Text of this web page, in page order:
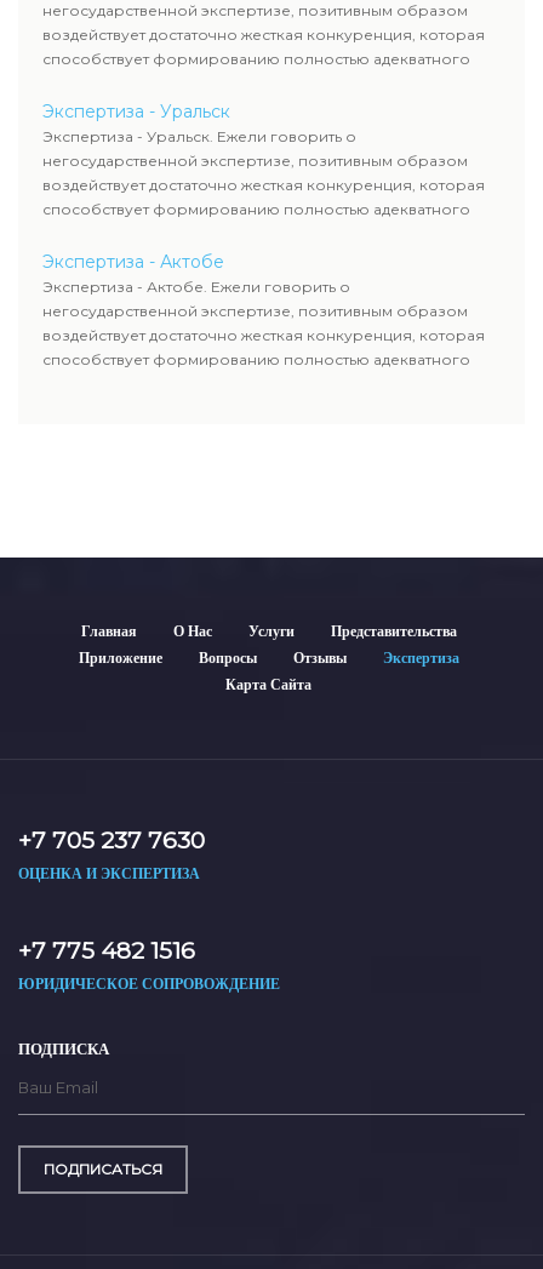
негосударственной экспертизе, позитивным образом
воздействует достаточно жесткая конкуренция, которая
способствует формированию полностью адекватного
Экспертиза - Уральск
Экспертиза - Уральск. Ежели говорить о
негосударственной экспертизе, позитивным образом
воздействует достаточно жесткая конкуренция, которая
способствует формированию полностью адекватного
Экспертиза - Актобе
Экспертиза - Актобе. Ежели говорить о
негосударственной экспертизе, позитивным образом
воздействует достаточно жесткая конкуренция, которая
способствует формированию полностью адекватного
Главная О Нас Услуги
Представительства
Приложение
Вопросы Отзывы
Экспертиза
Карта Сайта
+7 705 237 7630
ОЦЕНКА И ЭКСПЕРТИЗА
+7 775 482 1516
ЮРИДИЧЕСКОЕ СОПРОВОЖДЕНИЕ
ПОДПИСКА
ПОДПИСАТЬСЯ